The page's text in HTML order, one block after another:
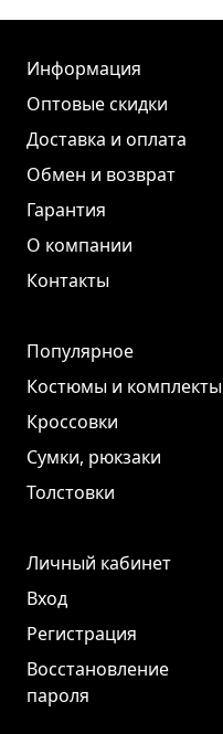
Информация
Оптовые скидки
Доставка и оплата
Обмен и возврат
Гарантия
О компании
Контакты
Популярное
Костюмы и комплекты
Кроссовки
Сумки, рюкзаки
Толстовки
Личный кабинет
Вход
Регистрация
Восстановление
пароля